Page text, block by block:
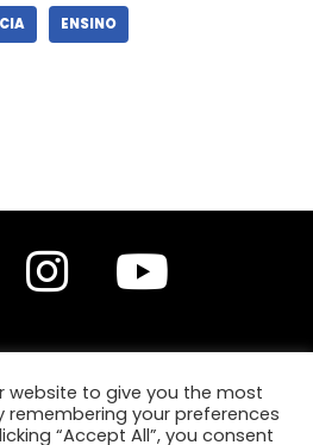
ENSINO
Santana Silva,Prof.ª Drª Anita Lucchesi
Karine de Jesus Silva.
website to give you the most
remembering your preferences
“Accept All”, you consent